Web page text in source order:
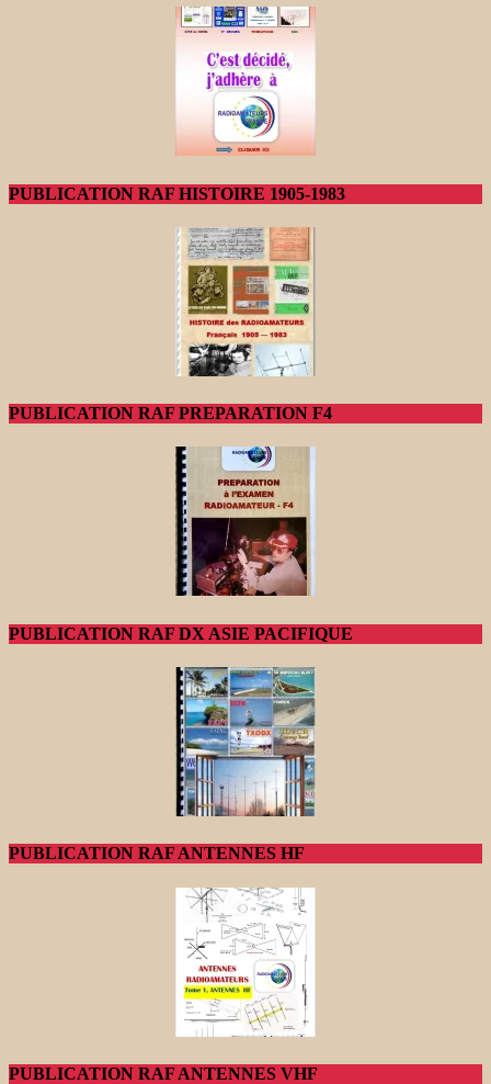
PUBLICATION RAF HISTOIRE 1905-1983
PUBLICATION RAF PREPARATION F4
PUBLICATION RAF DX ASIE PACIFIQUE
PUBLICATION RAF ANTENNES HF
PUBLICATION RAF ANTENNES VHF